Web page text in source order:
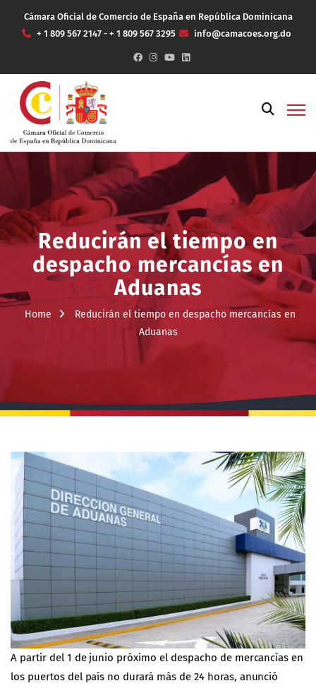
Cámara Oficial de Comercio de España en República Dominicana
+ 1 809 567 2147 - + 1 809 567 3295
info@camacoes.org.do
Reducirán el tiempo en
despacho mercancías en
Aduanas
Home
Reducirán el tiempo en despacho mercancías en
Aduanas
A partir del 1 de junio próximo el despacho de mercancías en
los puertos del país no durará más de 24 horas, anunció